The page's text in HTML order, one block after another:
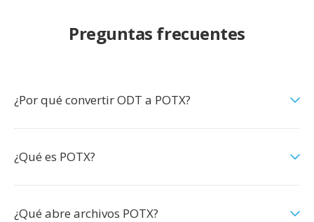
Preguntas frecuentes
¿Por qué convertir ODT a POTX?
¿Qué es POTX?
¿Qué abre archivos POTX?